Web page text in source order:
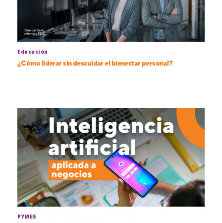
Educación
¿Cómo liderar sin descuidar el bienestar personal?
PYMES